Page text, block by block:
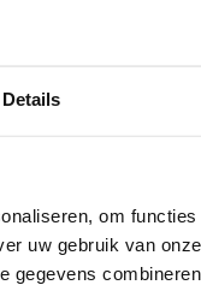
Details
om
uw gebruik van